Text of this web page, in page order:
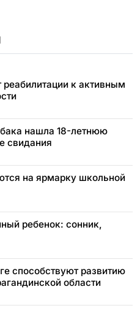
к активным
нашла 18-летнюю
свидания
на ярмарку школьной
ребенок: сонник,
способствуют развитию
области